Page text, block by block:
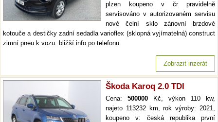
plzen koupeno v čr pravidelně
servisováno v autorizovaném servisu
nové čelní sklo zánovní brzdové
kotouče a destičky zadní sedadla varioflex (sklopná vyjímatelná) construct
zimní pneu k vozu. bližší info po telefonu.
Zobrazit inzerát
Škoda Karoq 2.0 TDI
Cena: 500000 Kč, výkon 110 kw,
najeto 113232 km, rok výroby: 2021,
koupeno v: česká republika první